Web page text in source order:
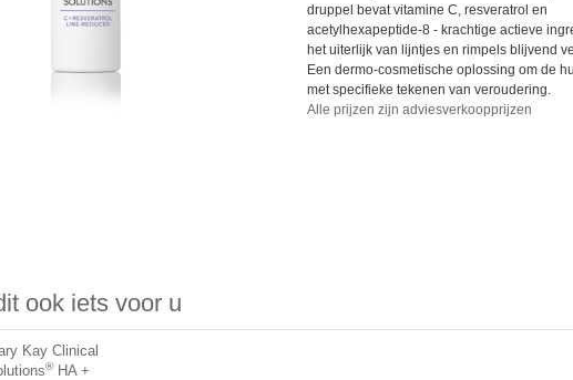
druppel bevat vitamine C, resveratrol en
acetylhexapeptide-8 - krachtige actieve
het uiterlijk van lijntjes en rimpels blijvend
Een dermo-cosmetische oplossing om de
met specifieke tekenen van veroudering.
Alle prijzen zijn adviesverkoopprijzen
ook iets voor u
Kay Clinical
®HA +